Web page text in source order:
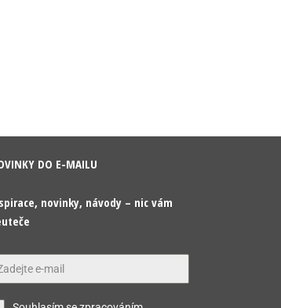
DO E-MAILU
novinky, návody – nic vám